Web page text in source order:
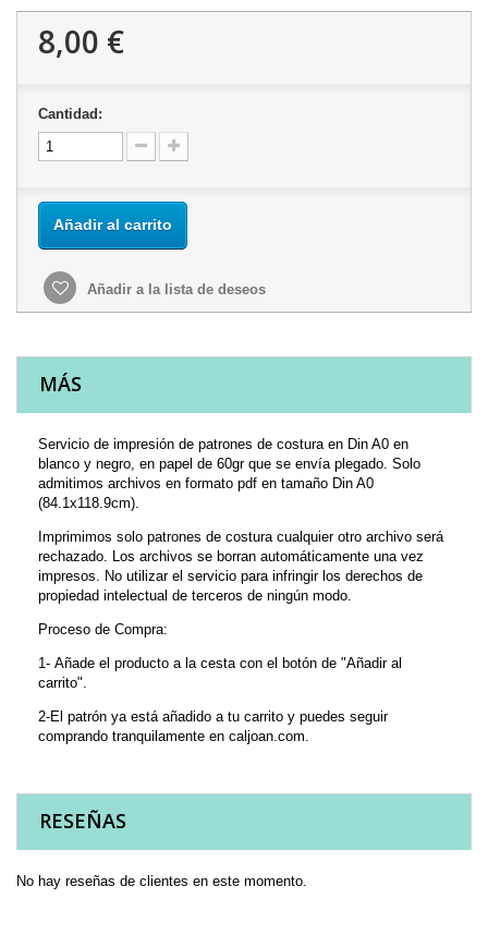
8,00 €
Cantidad:
Añadir al carrito
Añadir a la lista de deseos
MÁS
Servicio de impresión de patrones de costura en Din A0 en
blanco y negro, en papel de 60gr que se envía plegado. Solo
admitimos archivos en formato pdf en tamaño Din A0
(84.1x118.9cm).
Imprimimos solo patrones de costura cualquier otro archivo será
rechazado. Los archivos se borran automáticamente una vez
impresos. No utilizar el servicio para infringir los derechos de
propiedad intelectual de terceros de ningún modo.
Proceso de Compra:
1- Añade el producto a la cesta con el botón de "Añadir al
carrito".
2-El patrón ya está añadido a tu carrito y puedes seguir
comprando tranquilamente en caljoan.com.
RESEÑAS
No hay reseñas de clientes en este momento.